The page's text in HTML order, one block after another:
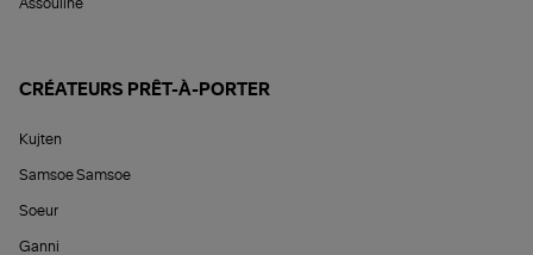
Assouline
CRÉATEURS PRÊT-À-PORTER
Kujten
Samsoe Samsoe
Soeur
Ganni